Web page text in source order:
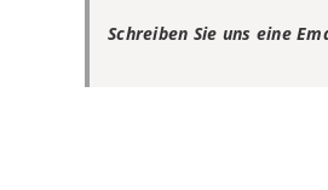
Schreiben Sie uns eine